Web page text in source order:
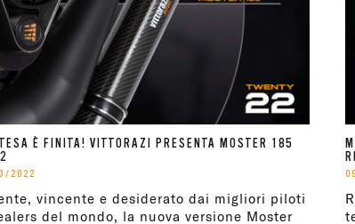
È FINITA! VITTORAZI PRESENTA MOSTER 185
2022
vincente e desiderato dai migliori piloti
del mondo, la nuova versione Moster